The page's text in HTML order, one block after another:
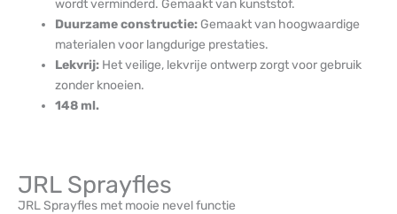
wordt verminderd. Gemaakt van kunststof.
Duurzame constructie: Gemaakt van hoogwaardige
materialen voor langdurige prestaties.
Lekvrij: Het veilige, lekvrije ontwerp zorgt voor gebruik
zonder knoeien.
148 ml.
JRL Sprayfles
JRL Sprayfles met mooie nevel functie